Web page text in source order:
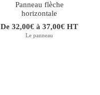
Panneau flèche
horizontale
De 32,00€ à 37,00€ HT
Le panneau